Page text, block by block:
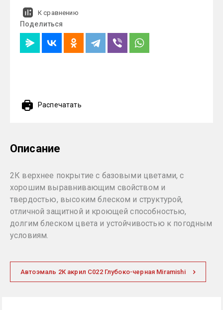
К сравнению
Поделиться
Распечатать
Описание
2К верхнее покрытие с базовыми цветами, с
хорошим выравнивающим свойством и
твердостью, высоким блеском и структурой,
отличной защитной и кроющей способностью,
долгим блеском цвета и устойчивостью к погодным
условиям.
Автоэмаль 2К акрил C022 Глубоко-черная Miramishi